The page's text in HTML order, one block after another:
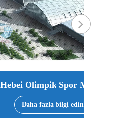
Hebei Olimpik Spor Merkezi
Daha fazla bilgi edinin